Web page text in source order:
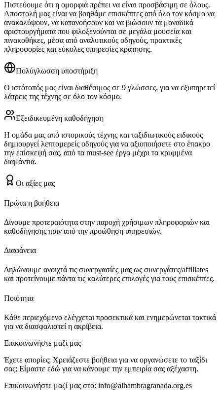
Πιστεύουμε ότι η ομορφιά πρέπει να είναι προσβάσιμη σε όλους.
Αποστολή μας είναι να βοηθάμε επισκέπτες από όλο τον κόσμο να
ανακαλύψουν, να κατανοήσουν και να βιώσουν τα μοναδικά
αριστουργήματα που φιλοξενούνται σε μεγάλα μουσεία και
πινακοθήκες, μέσα από αναλυτικούς οδηγούς, πρακτικές
πληροφορίες και εύκολες υπηρεσίες κράτησης.
Πολύγλωσση υποστήριξη
Ο ιστότοπός μας είναι διαθέσιμος σε 9 γλώσσες, για να εξυπηρετεί
λάτρεις της τέχνης σε όλο τον κόσμο.
Εξειδικευμένη καθοδήγηση
Η ομάδα μας από ιστορικούς τέχνης και ταξιδιωτικούς ειδικούς
δημιουργεί λεπτομερείς οδηγούς για να αξιοποιήσετε στο έπακρο
την επίσκεψή σας, από τα must-see έργα μέχρι τα κρυμμένα
διαμάντια.
Οι αξίες μας
Πρώτα η βοήθεια
Δίνουμε προτεραιότητα στην παροχή χρήσιμων πληροφοριών και
καθοδήγησης πριν από την προώθηση υπηρεσιών.
Διαφάνεια
Δηλώνουμε ανοιχτά τις συνεργασίες μας ως συνεργάτες/affiliates
και προτείνουμε πάντα τις καλύτερες επιλογές για τους επισκέπτες.
Ποιότητα
Κάθε περιεχόμενο ελέγχεται προσεκτικά και ενημερώνεται τακτικά
για να διασφαλιστεί η ακρίβεια.
Επικοινωνήστε μαζί μας
Έχετε απορίες; Χρειάζεστε βοήθεια για να οργανώσετε το ταξίδι
σας; Είμαστε εδώ για να κάνουμε την εμπειρία σας αξέχαστη.
Επικοινωνήστε μαζί μας στο: info@alhambragranada.org.es